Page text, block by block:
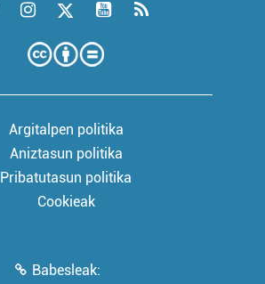
Argitalpen politika
Aniztasun politika
Pribatutasun politika
Cookieak
Babesleak: